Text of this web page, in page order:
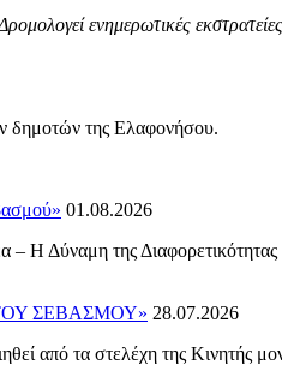
ενημερωτικές
δημοτών της Ελαφονήσου.
01.08.2026
Η Δύναμη της
ΣΕΒΑΣΜΟΥ» 28.07.2026
από τα στελέχη της Κινητής